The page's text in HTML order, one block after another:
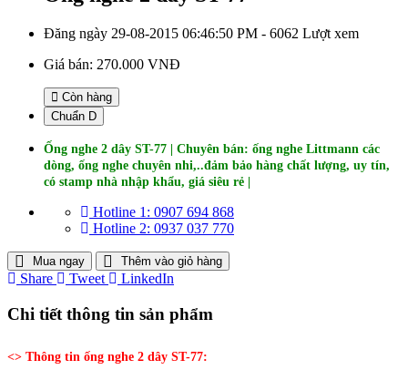
Đăng ngày 29-08-2015 06:46:50 PM - 6062 Lượt xem
Giá bán: 270.000 VNĐ
Còn hàng
Chuẩn D
Ống nghe 2 dây ST-77 | Chuyên bán: ống nghe Littmann các
dòng, ống nghe chuyên nhi,..đảm bảo hàng chất lượng, uy tín,
có stamp nhà nhập khẩu, giá siêu rẻ |
Hotline 1: 0907 694 868
Hotline 2: 0937 037 770
Mua ngay Thêm vào giỏ hàng
Share Tweet LinkedIn
Chi tiết thông tin sản phẩm
<> Thông tin ống nghe 2 dây ST-77: